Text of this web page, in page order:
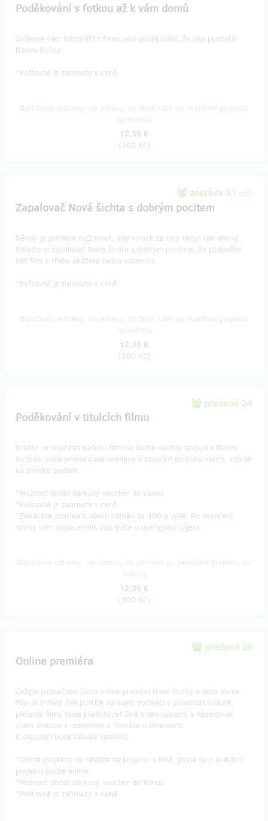
Poděkování s fotkou až k vám domů
Zašleme vám fotografii z filmu jako poděkování, že jste podpořili
Novou šichtu.
​*Poštovné je zahrnuto v ceně
12,36 €
(300 Kč)
zostáva 31 z 50
Zapalovač Nová šichta s dobrým pocitem
Někdy je potřeba rozžhnout, aby strach ze tmy nebyl tak děsivý.
Pořiďte si zapalovač Nová šichta s dobrým pocitem, že podpoříte
náš film a třeba ukážete cestu ostatním.
​*Poštovné je zahrnuto v ceně
12,36 €
(300 Kč)
predané 24
Poděkování v titulcích filmu
Staňte se součástí našeho filmu a buďte navždy spojeni s Novou
šichtou. Vaše jméno bude uvedeno v titulcích po boku všech, kdo se
na snímku podíleli.
*Možnost dodat dárkový voucher do Vánoc
*Poštovné je zahrnuto v ceně
*Získáváte zdarma u všech odměn za 400 a výše. Po skončení
sbírky vám dojde email, zda máte o uveřejnění zájem.
12,36 €
(300 Kč)
predané 26
Online premiéra
Zažijte jedinečnou živou online projekci Nové šichty u sebe doma.
Film si v daný čas pustíte na svém počítači v prvotřídní kvalitě,
přičemž filmu bude předcházet živé video uvedení a následovat
video diskuze s režisérem a Tomášem Hisemem.
K dispozici bude několik termínů.
*Online projekce se neváže na projekci v kině, jedná se o unikátní
projekci pouze online
*Možnost dodat dárkový voucher do Vánoc
​*Poštovné je zahrnuto v ceně